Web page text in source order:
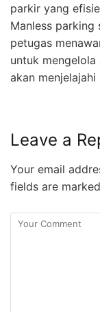
parkir yang
Manless
petugas
untuk
akan
Leave a
Your email
fields are marked